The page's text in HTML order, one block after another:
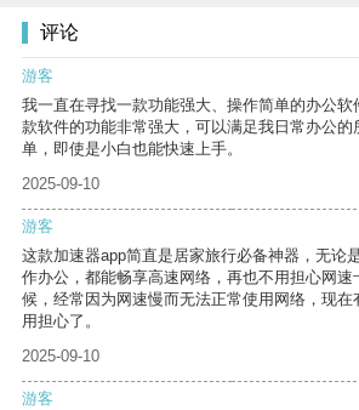
评论
游客
我一直在寻找一款功能强大、操作简单的办公
款软件的功能非常强大，可以满足我日常办公
单，即使是小白也能快速上手。
2025-09-10
游客
这款加速器app简直是居家旅行必备神器，无论
作办公，都能畅享高速网络，再也不用担心网
候，经常因为网速慢而无法正常使用网络，现在
用担心了。
2025-09-10
游客